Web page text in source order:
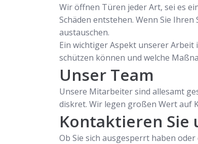
Wir öffnen Türen jeder Art, sei es
Schäden entstehen. Wenn Sie
austauschen.
Ein wichtiger Aspekt unserer
schützen können und welche
Unser Team
Unsere Mitarbeiter sind allesamt
diskret. Wir legen großen Wert auf
Kontaktieren Sie
Ob Sie sich ausgesperrt haben